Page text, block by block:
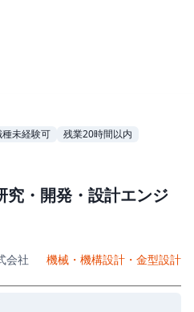
未経験可
残業20時間以内
究・開発・設計エンジ
会社 機械・機構設計・金型設計